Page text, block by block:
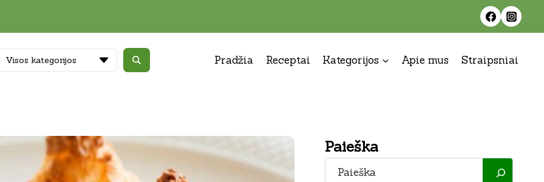
Visos kategorijos Pradžia Receptai Kategorijos Apie mus Straipsniai
Paieška
Paieška